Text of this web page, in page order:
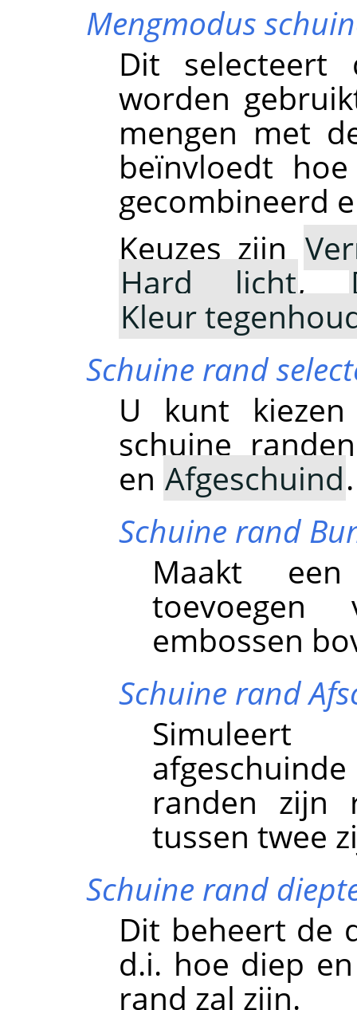
Mengmodus
Dit selecteert
worden
mengen met
beïnvloedt
gecombineerd
Keuzes zijn
Hard licht,
Kleur
Schuine rand
U kunt
schuine
en Afgeschuind.
Schuine rand
Maakt
embossen
Schuine rand
randen zijn
tussen twee
Schuine rand
Dit beheert de
d.i. hoe diep
rand zal zijn.